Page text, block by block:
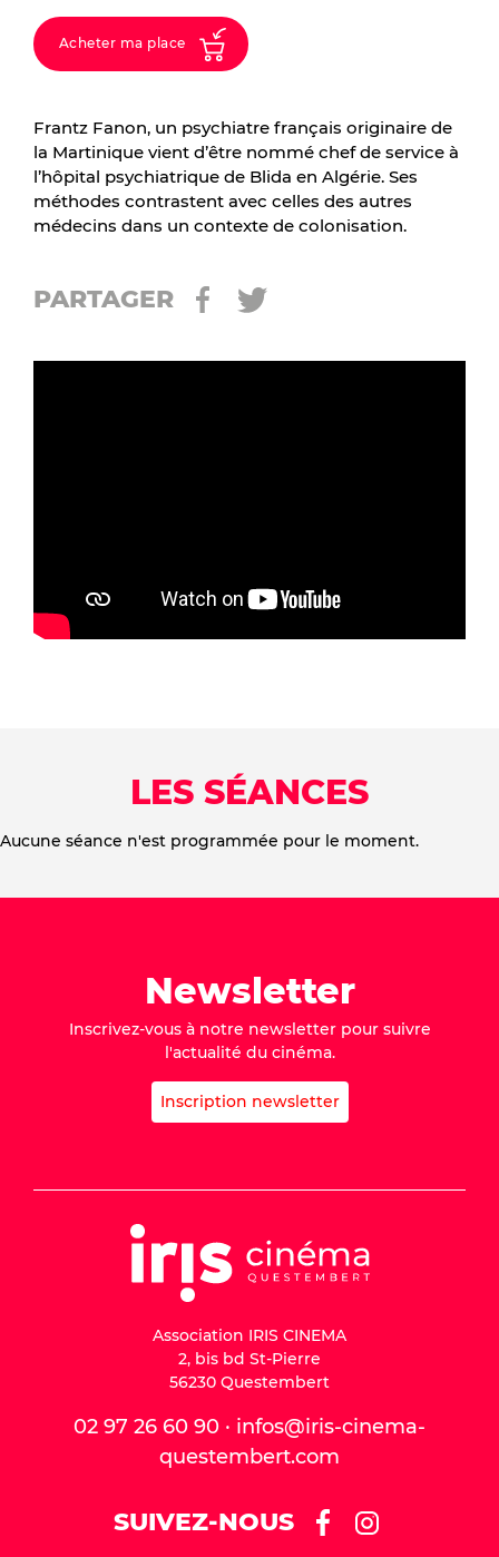
Acheter ma place
Frantz Fanon, un psychiatre français originaire de
la Martinique vient d’être nommé chef de service à
l’hôpital psychiatrique de Blida en Algérie. Ses
méthodes contrastent avec celles des autres
médecins dans un contexte de colonisation.
PARTAGER
LES SÉANCES
Aucune séance n'est programmée pour le moment.
Newsletter
Inscrivez-vous à notre newsletter pour suivre
l'actualité du cinéma.
Inscription newsletter
Association IRIS CINEMA
2, bis bd St-Pierre
56230 Questembert
02 97 26 60 90 · infos@iris-cinema-
questembert.com
SUIVEZ-NOUS